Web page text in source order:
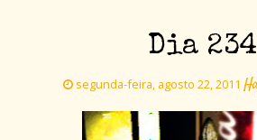
Dia 234
segunda-feira, agosto 22, 2011